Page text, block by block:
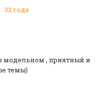
32 года
модельном , приятный и
темы)